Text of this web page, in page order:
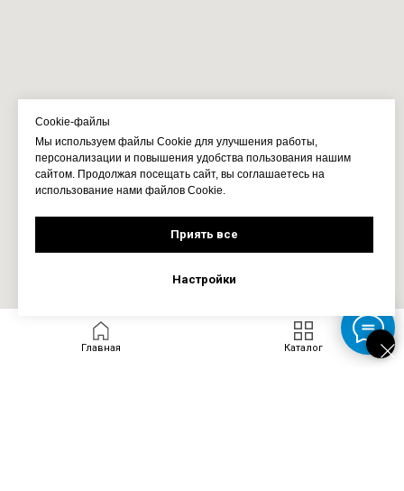
Cookie-файлы
Мы используем файлы Cookie для улучшения работы,
персонализации и повышения удобства пользования нашим
сайтом. Продолжая посещать сайт, вы соглашаетесь на
использование нами файлов Cookie.
Приять все
Настройки
Главная Каталог